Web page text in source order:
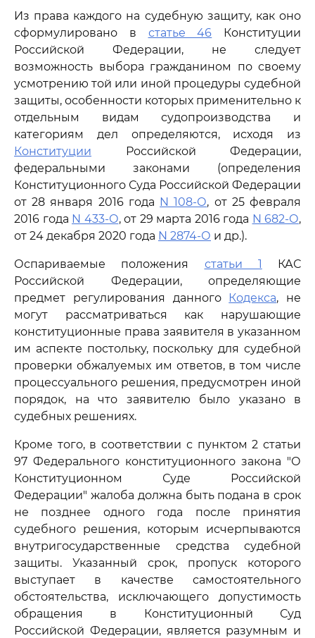
Из права каждого на судебную защиту, как оно
сформулировано в статье 46 Конституции
Российской Федерации, не следует
возможность выбора гражданином по своему
усмотрению той или иной процедуры судебной
защиты, особенности которых применительно к
отдельным видам судопроизводства и
категориям дел определяются, исходя из
Конституции Российской Федерации,
федеральными законами (определения
Конституционного Суда Российской Федерации
от 28 января 2016 года N 108-О, от 25 февраля
2016 года N 433-О, от 29 марта 2016 года N 682-О,
от 24 декабря 2020 года N 2874-О и др.).
Оспариваемые положения статьи 1 КАС
Российской Федерации, определяющие
предмет регулирования данного Кодекса, не
могут рассматриваться как нарушающие
конституционные права заявителя в указанном
им аспекте постольку, поскольку для судебной
проверки обжалуемых им ответов, в том числе
процессуального решения, предусмотрен иной
порядок, на что заявителю было указано в
судебных решениях.
Кроме того, в соответствии с пунктом 2 статьи
97 Федерального конституционного закона "О
Конституционном Суде Российской
Федерации" жалоба должна быть подана в срок
не позднее одного года после принятия
судебного решения, которым исчерпываются
внутригосударственные средства судебной
защиты. Указанный срок, пропуск которого
выступает в качестве самостоятельного
обстоятельства, исключающего допустимость
обращения в Конституционный Суд
Российской Федерации, является разумным и